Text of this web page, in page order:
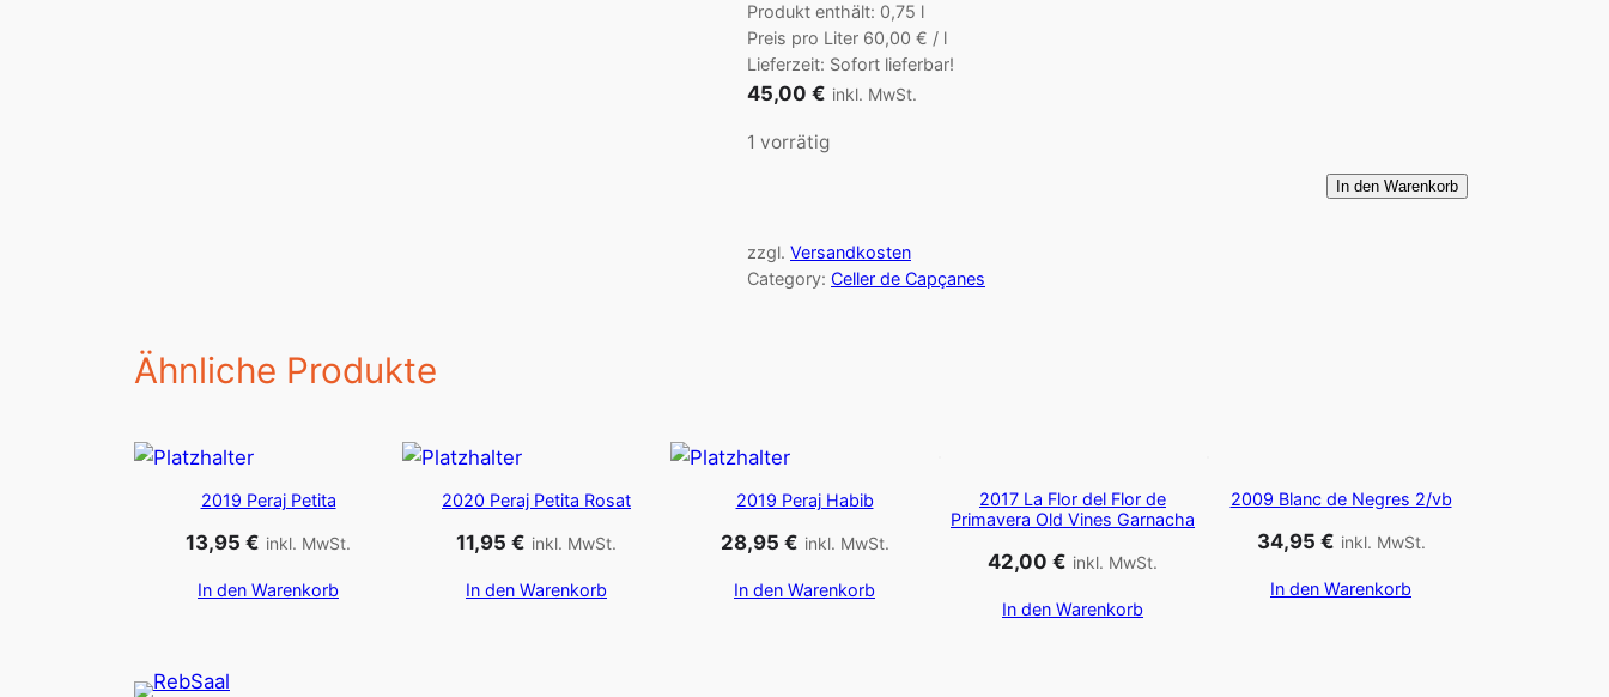
Produkt enthält: 0,75 l
Preis pro Liter 60,00 € / l
Lieferzeit: Sofort lieferbar!
45,00 € inkl. MwSt.
1 vorrätig
d
e
F
In den Warenkorb
zzgl. Versandkosten
Category: Celler de Capçanes
Ähnliche Produkte
2019 Peraj Petita
13,95 € inkl. MwSt.
In den Warenkorb
2020 Peraj Petita Rosat
11,95 € inkl. MwSt.
In den Warenkorb
2019 Peraj Habib
28,95 € inkl. MwSt.
In den Warenkorb
2017 La Flor del Flor de
Primavera Old Vines Garnacha
42,00 € inkl. MwSt.
In den Warenkorb
2009 Blanc de Negres 2/vb
34,95 € inkl. MwSt.
In den Warenkorb